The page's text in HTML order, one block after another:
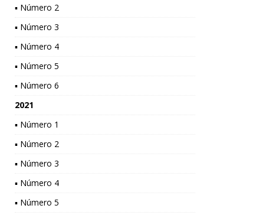
▪ Número 2
▪ Número 3
▪ Número 4
▪ Número 5
▪ Número 6
2021
▪ Número 1
▪ Número 2
▪ Número 3
▪ Número 4
▪ Número 5